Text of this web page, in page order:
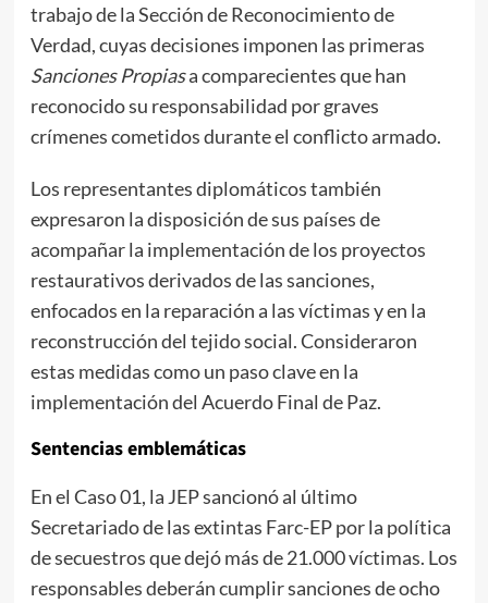
trabajo de la Sección de Reconocimiento de
Verdad, cuyas decisiones imponen las primeras
Sanciones Propiasa comparecientes que han
reconocido su responsabilidad por graves
crímenes cometidos durante el conflicto armado.
Los representantes diplomáticos también
expresaron la disposición de sus países de
acompañar la implementación de los proyectos
restaurativos derivados de las sanciones,
enfocados en la reparación a las víctimas y en la
reconstrucción del tejido social. Consideraron
estas medidas como un paso clave en la
implementación del Acuerdo Final de Paz.
Sentencias emblemáticas
En el Caso 01, la JEP sancionó al último
Secretariado de las extintas Farc-EP por la política
de secuestros que dejó más de 21.000 víctimas. Los
responsables deberán cumplir sanciones de ocho